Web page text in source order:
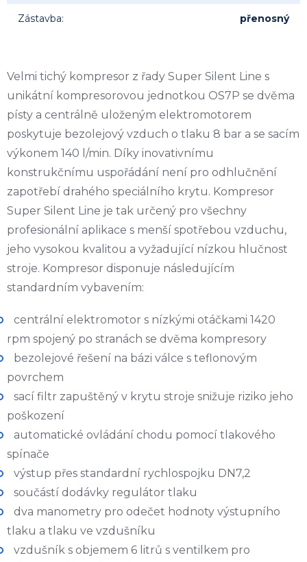
Zástavba: přenosný
Velmi tichý kompresor z řady Super Silent Line s
unikátní kompresorovou jednotkou OS7P se dvěma
písty a centrálně uloženým elektromotorem
poskytuje bezolejový vzduch o tlaku 8 bar a se sacím
výkonem 140 l/min. Díky inovativnímu
konstrukčnímu uspořádání není pro odhlučnění
zapotřebí drahého speciálního krytu. Kompresor
Super Silent Line je tak určený pro všechny
profesionální aplikace s menší spotřebou vzduchu,
jeho vysokou kvalitou a vyžadující nízkou hlučnost
stroje. Kompresor disponuje následujícím
standardním vybavením:
centrální elektromotor s nízkými otáčkami 1420
rpm spojený po stranách se dvěma kompresory
bezolejové řešení na bázi válce s teflonovým
povrchem
sací filtr zapuštěný v krytu stroje snižuje riziko jeho
poškození
automatické ovládání chodu pomocí tlakového
spínače
výstup přes standardní rychlospojku DN7,2
součástí dodávky regulátor tlaku
dva manometry pro odečet hodnoty výstupního
tlaku a tlaku ve vzdušníku
vzdušník s objemem 6 litrů s ventilkem pro